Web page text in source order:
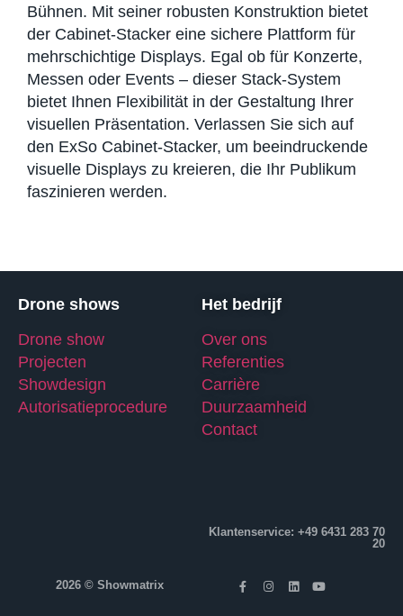
Bühnen. Mit seiner robusten Konstruktion bietet
der Cabinet-Stacker eine sichere Plattform für
mehrschichtige Displays. Egal ob für Konzerte,
Messen oder Events – dieser Stack-System
bietet Ihnen Flexibilität in der Gestaltung Ihrer
visuellen Präsentation. Verlassen Sie sich auf
den ExSo Cabinet-Stacker, um beeindruckende
visuelle Displays zu kreieren, die Ihr Publikum
faszinieren werden.
Drone shows
Drone show
Projecten
Showdesign
Autorisatieprocedure
Het bedrijf
Over ons
Referenties
Carrière
Duurzaamheid
Contact
Klantenservice: +49 6431 283 70
20
2026 © Showmatrix